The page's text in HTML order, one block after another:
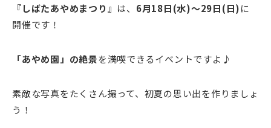
『しばたあやめまつり』 は、 6月18日(水)～29日(日)に
開催です！
「あやめ園」の絶景を満喫できるイベントですよ♪
素敵な写真をたくさん撮って、初夏の思い出を作りましょ
う！